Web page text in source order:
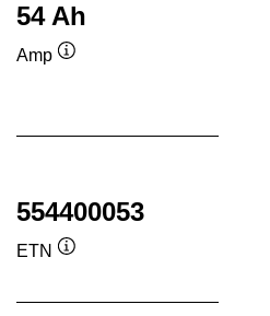
54 Ah
Amp
554400053
ETN